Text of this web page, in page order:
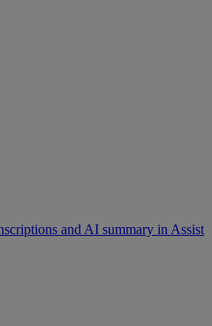
and AI summary in Assist